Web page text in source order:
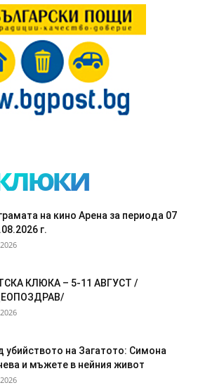
на кино Арена за периода 07
г.
КЛЮКА – 5-11 АВГУСТ /
убийството на Загатото: Симона
и мъжете в нейния живот